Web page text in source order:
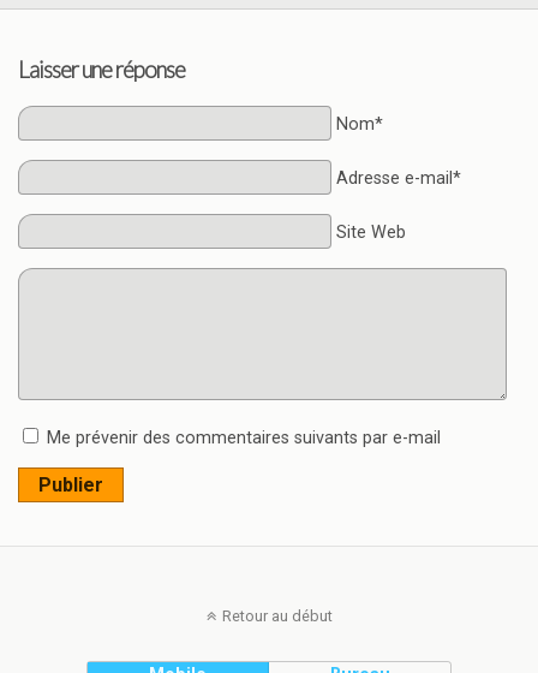
Laisser une réponse
Nom*
Adresse e-mail*
Site Web
Me prévenir des commentaires suivants par e-mail
Publier
Retour au début